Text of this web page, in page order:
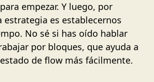
empezar. Y luego, por
estrategia es establecernos
No sé si has oído hablar
por bloques, que ayuda a
de flow más fácilmente.